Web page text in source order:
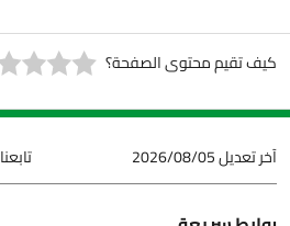
كيف تقيم محتوى الصفحة؟
آخر تعديل2026/08/05 تابعنا